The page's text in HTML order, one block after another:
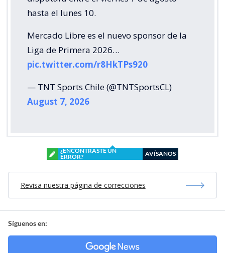
hasta el lunes 10.
Mercado Libre es el nuevo sponsor de la
Liga de Primera 2026…
pic.twitter.com/r8HkTPs920
— TNT Sports Chile (@TNTSportsCL)
August 7, 2026
¿ENCONTRASTE UN
ERROR?
AVÍSANOS
Revisa nuestra página de correcciones
Síguenos en: